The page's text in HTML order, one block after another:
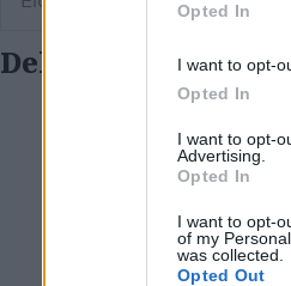
Opted In
I want to opt-
Opted In
I want to opt-
Advertising.
Opted In
I want to opt-
of my
was collected.
Opted Out
Debit – Potpourri